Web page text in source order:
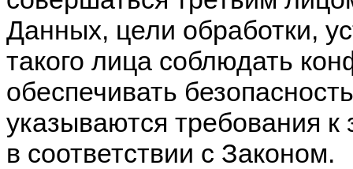
Данных, цели обработки,
такого лица соблюдать
обеспечивать
указываются требования
в соответствии с Законом.